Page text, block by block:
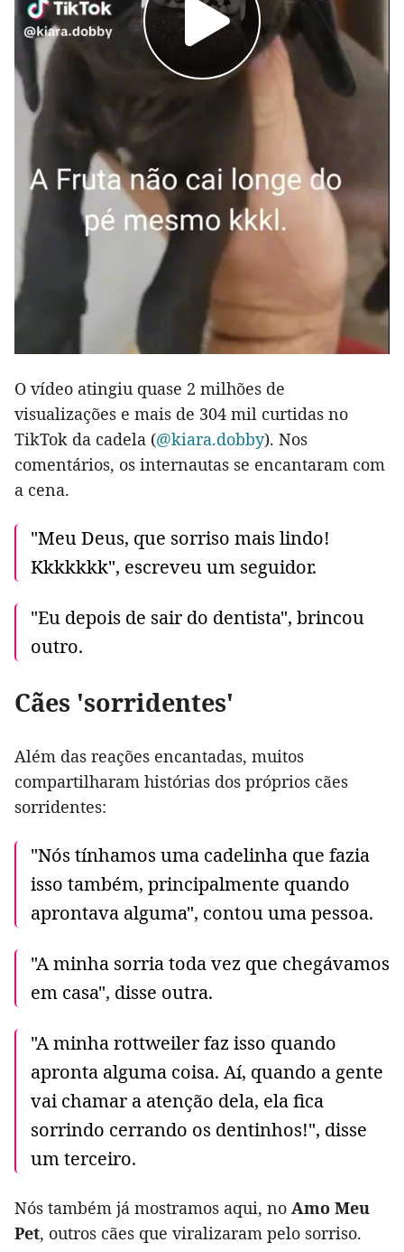
O vídeo atingiu quase 2 milhões de
visualizações e mais de 304 mil curtidas no
TikTok da cadela (@kiara.dobby). Nos
comentários, os internautas se encantaram com
a cena.
"Meu Deus, que sorriso mais lindo!
Kkkkkkk", escreveu um seguidor.
"Eu depois de sair do dentista", brincou
outro.
Cães 'sorridentes'
Além das reações encantadas, muitos
compartilharam histórias dos próprios cães
sorridentes:
"Nós tínhamos uma cadelinha que fazia
isso também, principalmente quando
aprontava alguma", contou uma pessoa.
"A minha sorria toda vez que chegávamos
em casa", disse outra.
"A minha rottweiler faz isso quando
apronta alguma coisa. Aí, quando a gente
vai chamar a atenção dela, ela fica
sorrindo cerrando os dentinhos!", disse
um terceiro.
Nós também já mostramos aqui, no Amo Meu
Pet, outros cães que viralizaram pelo sorriso.